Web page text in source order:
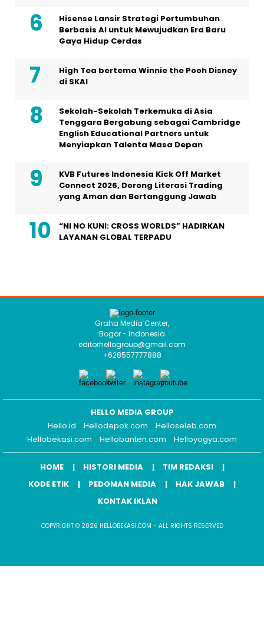
Hisense Lansir Strategi Pertumbuhan
Berbasis AI untuk Mewujudkan Era Baru
Gaya Hidup Cerdas
High Tea bertema Winnie the Pooh Disney
di SKAI
Sekolah-Sekolah Terkemuka di Asia
Tenggara Bergabung sebagai Cambridge
English Educational Partners untuk
Menyiapkan Talenta Masa Depan
KVB Futures Indonesia Kick Off Market
Connect 2026, Dorong Literasi Trading
yang Aman dan Bertanggung Jawab
“NI NO KUNI: CROSS WORLDS” HADIRKAN
LAYANAN GLOBAL TERPADU
Graha Media Center,
Bogor - Indonesia
editorhellogroup@gmail.com
+628557777888
HELLO MEDIA GROUP
Hello.id
Hellodepok.com
Helloseleb.com
Hellobekasi.com
Hellobanten.com Helloyogya.com
HOME HISTORI MEDIA
TIM REDAKSI
KODE ETIK
PEDOMAN MEDIA
HAK JAWAB
KONTAK IKLAN
COPYRIGHT © 2026 HELLOBEKASI.COM - ALL RIGHTS RESERVED